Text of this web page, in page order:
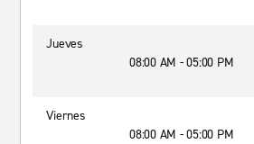
Jueves
08:00 AM - 05:00 PM
Viernes
08:00 AM - 05:00 PM